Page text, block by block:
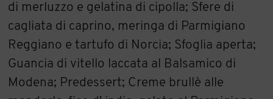
di merluzzo e gelatina di cipolla; Sfere di
cagliata di caprino, meringa di Parmigiano
Reggiano e tartufo di Norcia; Sfoglia aperta;
Guancia di vitello laccata al Balsamico di
Modena; Predessert; Creme brullè alle